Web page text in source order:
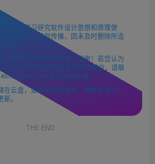
供内部学习研究软件设计思想和原理使
自觉删除，请勿传播，因未及时删除所造
负。
，请购买正版支持作者，谢谢！若您认为
」发布的内容若侵犯到您的权益，请联
进行删除处理。
在云盘，如发现链接失效，请联系我们，
。
THE END